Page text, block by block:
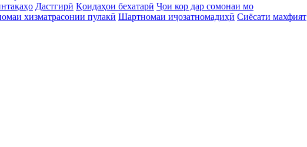
Дастгирӣ Қоидаҳои бехатарӣ Ҷои кор дар сомонаи мо
хизматрасонии пулакӣ Шартномаи иҷозатномадиҳӣ Сиёсати махфият